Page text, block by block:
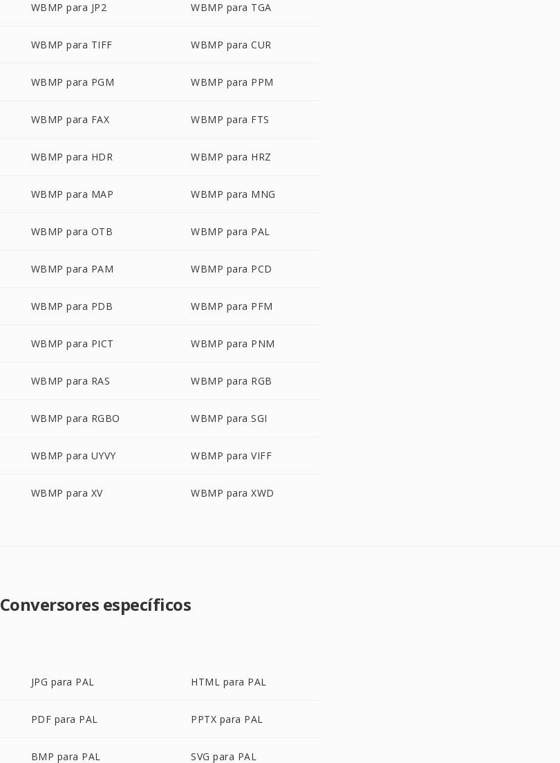
WBMP para JP2 WBMP para TGA
WBMP para TIFF WBMP para CUR
WBMP para PGM WBMP para PPM
WBMP para FAX WBMP para FTS
WBMP para HDR WBMP para HRZ
WBMP para MAP WBMP para MNG
WBMP para OTB WBMP para PAL
WBMP para PAM WBMP para PCD
WBMP para PDB WBMP para PFM
WBMP para PICT WBMP para PNM
WBMP para RAS WBMP para RGB
WBMP para RGBO WBMP para SGI
WBMP para UYVY WBMP para VIFF
WBMP para XV WBMP para XWD
Conversores específicos
JPG para PAL HTML para PAL
PDF para PAL PPTX para PAL
BMP para PAL SVG para PAL